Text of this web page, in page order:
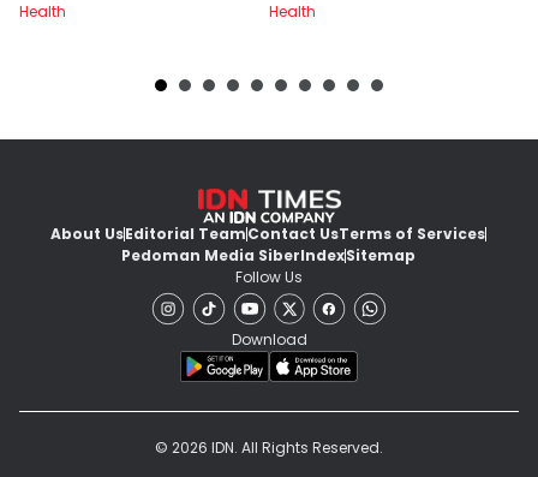
Health
Health
About UsEditorial TeamContact UsTerms of Services
Pedoman Media SiberIndexSitemap
Follow Us
Download
© 2026 IDN. All Rights Reserved.